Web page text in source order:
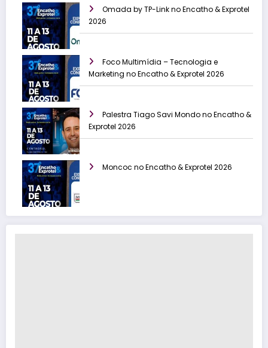
Omada by TP-Link no Encatho & Exprotel
2026
Foco Multimídia – Tecnologia e
Marketing no Encatho & Exprotel 2026
Palestra Tiago Savi Mondo no Encatho &
Exprotel 2026
Moncoc no Encatho & Exprotel 2026